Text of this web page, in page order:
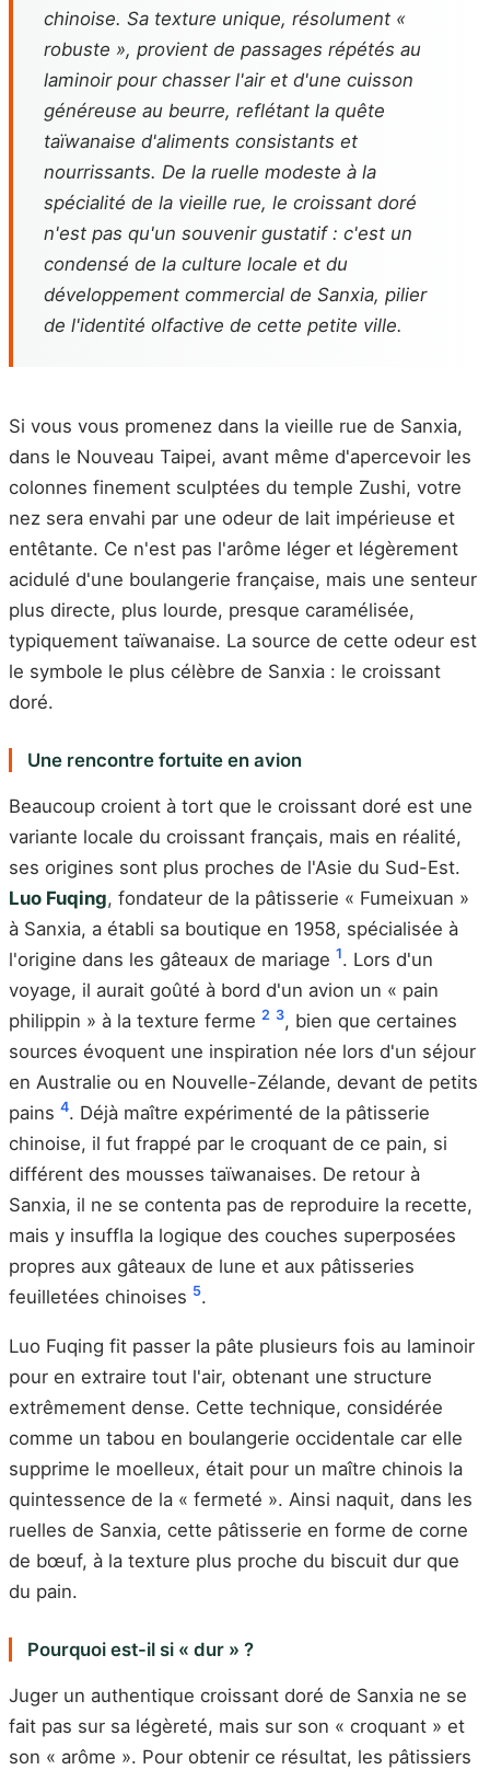
chinoise. Sa texture unique, résolument «
robuste », provient de passages répétés au
laminoir pour chasser l'air et d'une cuisson
généreuse au beurre, reflétant la quête
taïwanaise d'aliments consistants et
nourrissants. De la ruelle modeste à la
spécialité de la vieille rue, le croissant doré
n'est pas qu'un souvenir gustatif : c'est un
condensé de la culture locale et du
développement commercial de Sanxia, pilier
de l'identité olfactive de cette petite ville.
Si vous vous promenez dans la vieille rue de Sanxia,
dans le Nouveau Taipei, avant même d'apercevoir les
colonnes finement sculptées du temple Zushi, votre
nez sera envahi par une odeur de lait impérieuse et
entêtante. Ce n'est pas l'arôme léger et légèrement
acidulé d'une boulangerie française, mais une senteur
plus directe, plus lourde, presque caramélisée,
typiquement taïwanaise. La source de cette odeur est
le symbole le plus célèbre de Sanxia : le croissant
doré.
Une rencontre fortuite en avion
Beaucoup croient à tort que le croissant doré est une
variante locale du croissant français, mais en réalité,
ses origines sont plus proches de l'Asie du Sud-Est.
Luo Fuqing, fondateur de la pâtisserie « Fumeixuan »
à Sanxia, a établi sa boutique en 1958, spécialisée à
l'origine dans les gâteaux de mariage 1. Lors d'un
voyage, il aurait goûté à bord d'un avion un « pain
philippin » à la texture ferme 2 3, bien que certaines
sources évoquent une inspiration née lors d'un séjour
en Australie ou en Nouvelle-Zélande, devant de petits
pains 4. Déjà maître expérimenté de la pâtisserie
chinoise, il fut frappé par le croquant de ce pain, si
différent des mousses taïwanaises. De retour à
Sanxia, il ne se contenta pas de reproduire la recette,
mais y insuffla la logique des couches superposées
propres aux gâteaux de lune et aux pâtisseries
feuilletées chinoises 5.
Luo Fuqing fit passer la pâte plusieurs fois au laminoir
pour en extraire tout l'air, obtenant une structure
extrêmement dense. Cette technique, considérée
comme un tabou en boulangerie occidentale car elle
supprime le moelleux, était pour un maître chinois la
quintessence de la « fermeté ». Ainsi naquit, dans les
ruelles de Sanxia, cette pâtisserie en forme de corne
de bœuf, à la texture plus proche du biscuit dur que
du pain.
Pourquoi est-il si « dur » ?
Juger un authentique croissant doré de Sanxia ne se
fait pas sur sa légèreté, mais sur son « croquant » et
son « arôme ». Pour obtenir ce résultat, les pâtissiers